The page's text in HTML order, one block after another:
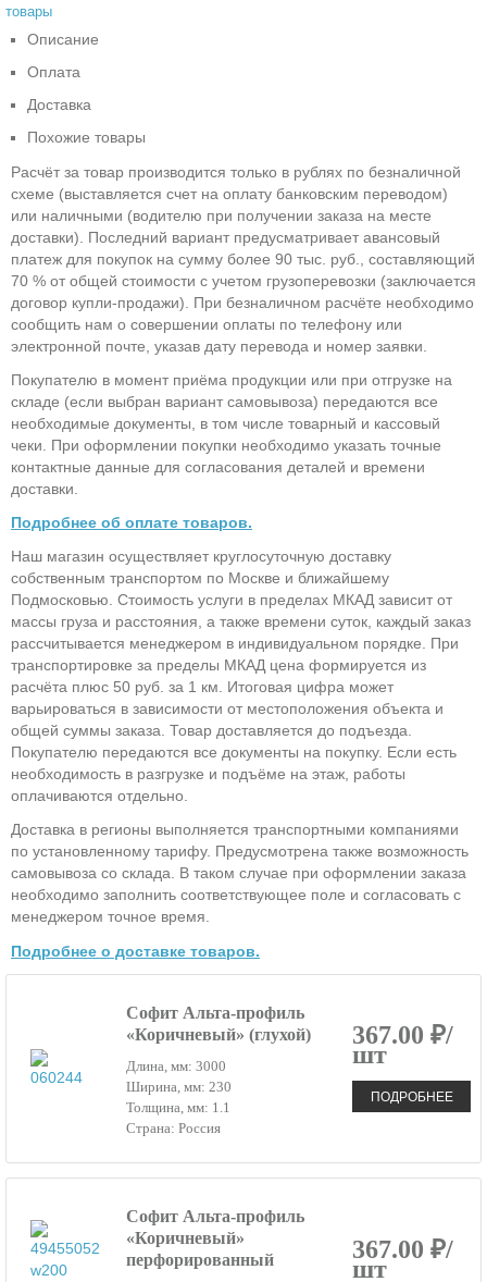
товары
Описание
Оплата
Доставка
Похожие товары
Расчёт за товар производится только в рублях по безналичной
схеме (выставляется счет на оплату банковским переводом)
или наличными (водителю при получении заказа на месте
доставки). Последний вариант предусматривает авансовый
платеж для покупок на сумму более 90 тыс. руб., составляющий
70 % от общей стоимости с учетом грузоперевозки (заключается
договор купли-продажи). При безналичном расчёте необходимо
сообщить нам о совершении оплаты по телефону или
электронной почте, указав дату перевода и номер заявки.
Покупателю в момент приёма продукции или при отгрузке на
складе (если выбран вариант самовывоза) передаются все
необходимые документы, в том числе товарный и кассовый
чеки. При оформлении покупки необходимо указать точные
контактные данные для согласования деталей и времени
доставки.
Подробнее об оплате товаров.
Наш магазин осуществляет круглосуточную доставку
собственным транспортом по Москве и ближайшему
Подмосковью. Стоимость услуги в пределах МКАД зависит от
массы груза и расстояния, а также времени суток, каждый заказ
рассчитывается менеджером в индивидуальном порядке. При
транспортировке за пределы МКАД цена формируется из
расчёта плюс 50 руб. за 1 км. Итоговая цифра может
варьироваться в зависимости от местоположения объекта и
общей суммы заказа. Товар доставляется до подъезда.
Покупателю передаются все документы на покупку. Если есть
необходимость в разгрузке и подъёме на этаж, работы
оплачиваются отдельно.
Доставка в регионы выполняется транспортными компаниями
по установленному тарифу. Предусмотрена также возможность
самовывоза со склада. В таком случае при оформлении заказа
необходимо заполнить соответствующее поле и согласовать с
менеджером точное время.
Подробнее о доставке товаров.
Софит Альта-профиль
«Коричневый» (глухой)
Длина, мм: 3000
Ширина, мм: 230
Толщина, мм: 1.1
Страна: Россия
367.00 ₽/
шт
ПОДРОБНЕЕ
Софит Альта-профиль
«Коричневый»
перфорированный
367.00 ₽/
шт